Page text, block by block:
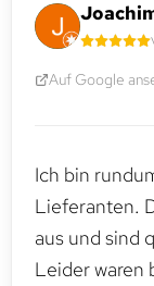
Auf Google
Ich bin
Lieferanten.
aus und sind
Leider waren